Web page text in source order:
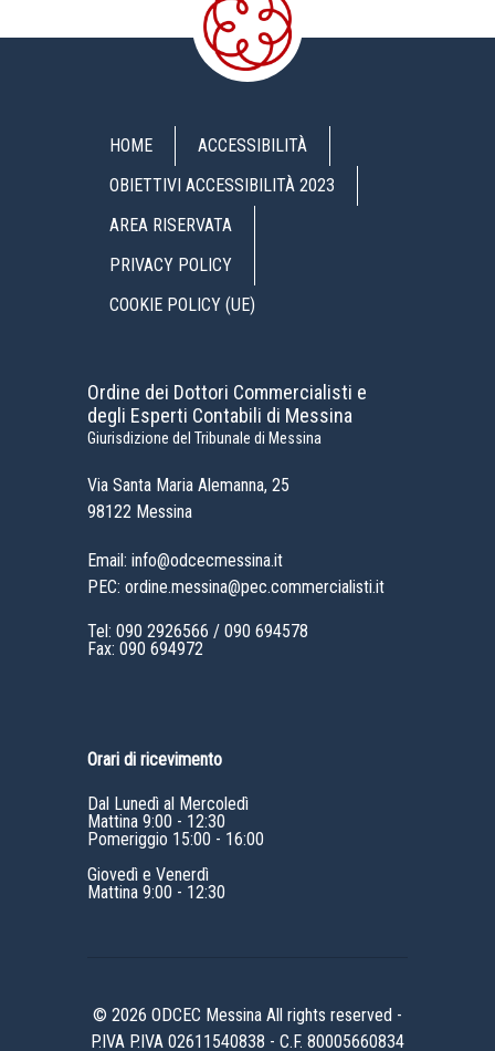
HOME
ACCESSIBILITÀ
OBIETTIVI ACCESSIBILITÀ 2023
AREA RISERVATA
PRIVACY POLICY
COOKIE POLICY (UE)
Ordine dei Dottori Commercialisti e
degli Esperti Contabili di Messina
Giurisdizione del Tribunale di Messina
Via Santa Maria Alemanna, 25
98122 Messina
Email: info@odcecmessina.it
PEC: ordine.messina@pec.commercialisti.it
Tel: 090 2926566 / 090 694578
Fax: 090 694972
Orari di ricevimento
Dal Lunedì al Mercoledì
Mattina 9:00 - 12:30
Pomeriggio 15:00 - 16:00
Giovedì e Venerdì
Mattina 9:00 - 12:30
© 2026 ODCEC Messina All rights reserved -
P.IVA P.IVA 02611540838 - C.F. 80005660834